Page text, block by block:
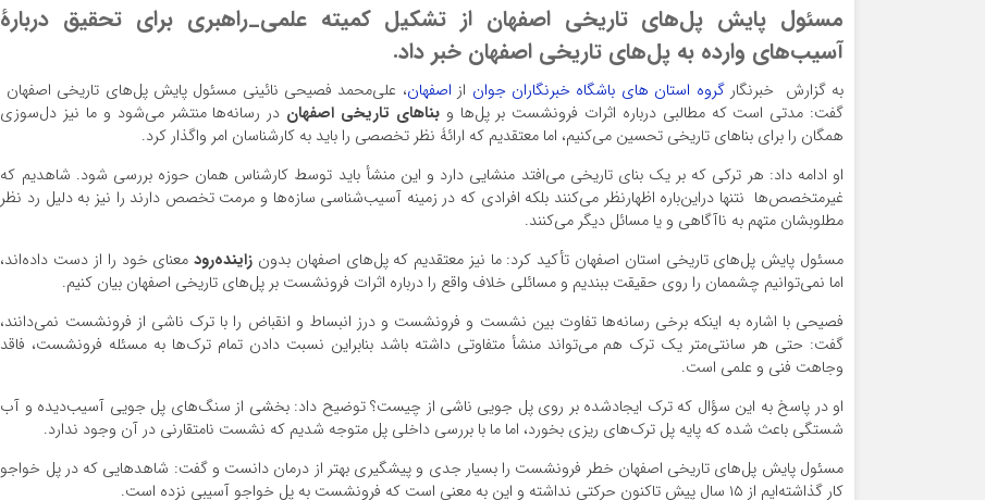
مسئول پایش پل‌های تاریخی اصفهان از تشکیل کمیته علمی_راهبری برای تحقیق دربارۀ
آسیب‌های وارده به پل‌های تاریخی اصفهان خبر داد.
به گزارش خبرنگارگروه استان های باشگاه خبرنگاران جوان از اصفهان، علی‌محمد فصیحی نائینی مسئول پایش پل‌های تاریخی اصفهان
گفت: مدتی است که مطالبی درباره اثرات فرونشست بر پل‌ها وبنا‌های تاریخی اصفهان در رسانه‌ها منتشر می‌شود و ما نیز دل‌سوزی
همگان را برای بنا‌های تاریخی تحسین می‌کنیم، اما معتقدیم که ارائۀ نظر تخصصی را باید به کارشناسان امر واگذار کرد.
او ادامه داد: هر ترکی که بر یک بنای تاریخی می‌افتد منشایی دارد و این منشأ باید توسط کارشناس همان حوزه بررسی شود. شاهدیم که
غیرمتخصص‌ها نتنها دراین‌باره اظهارنظر می‌کنند بلکه افرادی که در زمینه آسیب‌شناسی سازه‌ها و مرمت تخصص دارند را نیز به دلیل رد نظر
مطلوبشان متهم به ناآگاهی و یا مسائل دیگر می‌کنند.
مسئول پایش پل‌های تاریخی استان اصفهان تأکید کرد: ما نیز معتقدیم که پل‌های اصفهان بدون زاینده‌رودمعنای خود را از دست داده‌اند،
اما نمی‌توانیم چشممان را روی حقیقت ببندیم و مسائلی خلاف واقع را درباره اثرات فرونشست بر پل‌های تاریخی اصفهان بیان کنیم.
فصیحی با اشاره به اینکه برخی رسانه‌ها تفاوت بین نشست و فرونشست و درز انبساط و انقباض را با ترک ناشی از فرونشست نمی‌دانند،
گفت: حتی هر سانتی‌متر یک ترک هم می‌تواند منشأ متفاوتی داشته باشد بنابراین نسبت دادن تمام ترک‌ها به مسئله فرونشست، فاقد
وجاهت فنی و علمی است.
او در پاسخ به این سؤال که ترک ایجادشده بر روی پل جویی ناشی از چیست؟ توضیح داد: بخشی از سنگ‌های پل جویی آسیب‌دیده و آب
شستگی باعث شده که پایه پل ترک‌های ریزی بخورد، اما ما با بررسی داخلی پل متوجه شدیم که نشست نامتقارنی در آن وجود ندارد.
مسئول پایش پل‌های تاریخی اصفهان خطر فرونشست را بسیار جدی و پیشگیری بهتر از درمان دانست و گفت: شاهد‌هایی که در پل خواجو
کار گذاشته‌ایم از ۱۵ سال پیش تاکنون حرکتی نداشته و این به معنی است که فرونشست به پل خواجو آسیبی نزده است.